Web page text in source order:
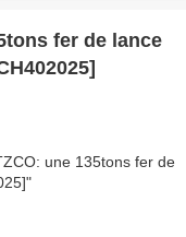
fer de lance